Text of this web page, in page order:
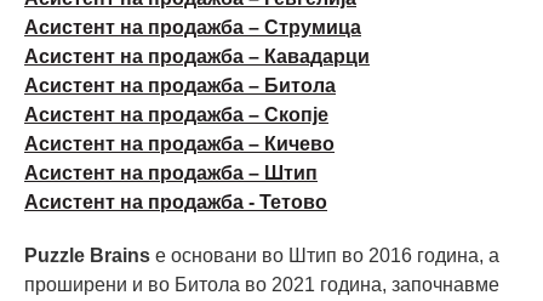
Асистент на продажба – Струмица
Асистент на продажба – Кавадарци
Асистент на продажба – Битола
Асистент на продажба – Скопје
Асистент на продажба – Кичево
Асистент на продажба – Штип
Асистент на продажба - Тетово
Puzzle Brains е основани во Штип во 2016 година, а
проширени и во Битола во 2021 година, започнавме